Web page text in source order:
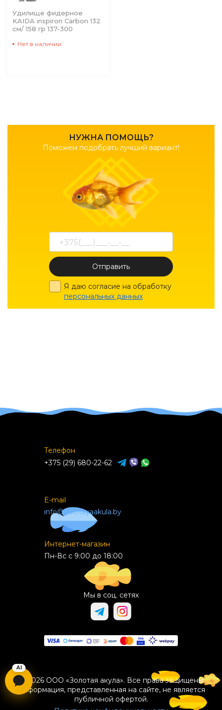
НУЖНА ПОМОЩЬ?
Поможем подобрать лучший вариант!
Отправить
Я даю согласие на обработку
персональных данных
Удилище фидерное
KAIDA inspiron Carbon 132
см/ 158 гр 137-300
Нет в наличии
Телефон
+375 (29) 680-22-62
E-mail
info@zolotayaakula.by
Интернет-магазин
Пн-Вс с 9:00 до 18:00
Мы в соц. сетях
© 2026 ООО «Золотая акула». Все права защищены.
Информация, представленная на сайте, не является
публичной офертой.